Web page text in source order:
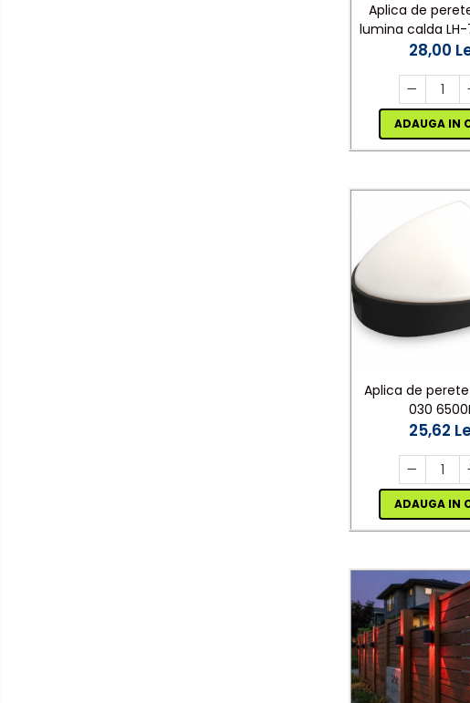
Aplica de
lumina calda
28,00
ADAUGA IN
Aplica de perete
030
25,62
ADAUGA IN